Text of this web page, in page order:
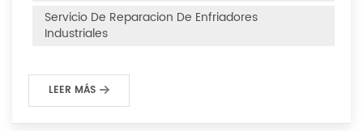
Servicio De Reparacion De Enfriadores
Industriales
LEER MÁS